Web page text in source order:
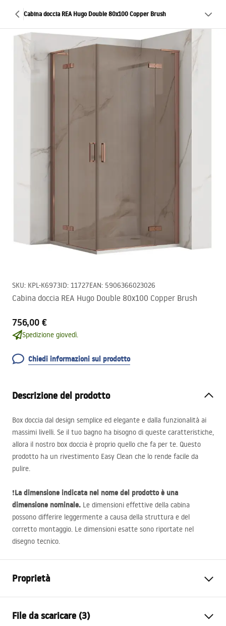
Cabina doccia REA Hugo Double 80x100 Copper Brush
SKU: KPL-K6973ID: 11727EAN: 5906366023026
Cabina doccia REA Hugo Double 80x100 Copper Brush
756,00 €
Spedizione giovedì.
Chiedi informazioni sul prodotto
Descrizione del prodotto
Box doccia dal design semplice ed elegante e dalla funzionalità ai
massimi livelli. Se il tuo bagno ha bisogno di queste caratteristiche,
allora il nostro box doccia è proprio quello che fa per te. Questo
prodotto ha un rivestimento Easy Clean che lo rende facile da
pulire.
❗La dimensione indicata nel nome del prodotto è una
dimensione nominale. Le dimensioni effettive della cabina
possono differire leggermente a causa della struttura e del
corretto montaggio. Le dimensioni esatte sono riportate nel
disegno tecnico.
Proprietà
Colore
File da scaricare (3)